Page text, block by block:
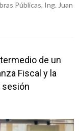
Públicas, Ing. Juan
de un
Fiscal y la
sesión